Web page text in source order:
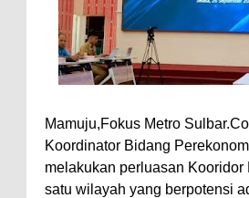
Mamuju,Fokus Metro
Koordinator Bidang
melakukan perluasan Kooridor
satu wilayah yang berpotensi